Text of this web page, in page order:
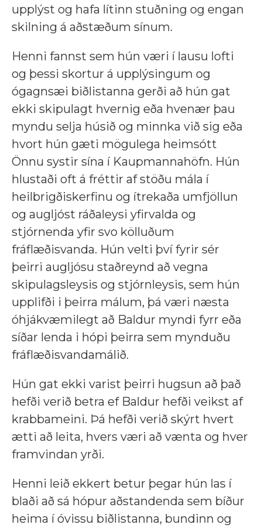
upplýst og hafa lítinn stuðning og engan
skilning á aðstæðum sínum.
Henni fannst sem hún væri í lausu lofti
og þessi skortur á upplýsingum og
ógagnsæi biðlistanna gerði að hún gat
ekki skipulagt hvernig eða hvenær þau
myndu selja húsið og minnka við sig eða
hvort hún gæti mögulega heimsótt
Önnu systir sína í Kaupmannahöfn. Hún
hlustaði oft á fréttir af stöðu mála í
heilbrigðiskerfinu og ítrekaða umfjöllun
og augljóst ráðaleysi yfirvalda og
stjórnenda yfir svo kölluðum
fráflæðisvanda. Hún velti því fyrir sér
þeirri augljósu staðreynd að vegna
skipulagsleysis og stjórnleysis, sem hún
upplifði i þeirra málum, þá væri næsta
óhjákvæmilegt að Baldur myndi fyrr eða
síðar lenda i hópi þeirra sem mynduðu
fráflæðisvandamálið.
Hún gat ekki varist þeirri hugsun að það
hefði verið betra ef Baldur hefði veikst af
krabbameini. Þá hefði verið skýrt hvert
ætti að leita, hvers væri að vænta og hver
framvindan yrði.
Henni leið ekkert betur þegar hún las í
blaði að sá hópur aðstandenda sem bíður
heima í óvissu biðlistanna, bundinn og